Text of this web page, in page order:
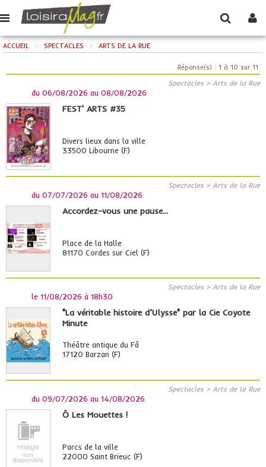
ACCUEIL > SPECTACLES > ARTS DE LA RUE
Réponse(s) : 1 à 10 sur 11
Spectacles > Arts de la Rue
du 06/08/2026 au 08/08/2026
FEST' ARTS #35
Divers lieux dans la ville
33500 Libourne (F)
Spectacles > Arts de la Rue
du 07/07/2026 au 11/08/2026
Accordez-vous une pause...
Place de la Halle
81170 Cordes sur Ciel (F)
Spectacles > Arts de la Rue
le 11/08/2026 à 18h30
"La véritable histoire d’Ulysse" par la Cie Coyote
Minute
Théâtre antique du Fâ
17120 Barzan (F)
Spectacles > Arts de la Rue
du 09/07/2026 au 14/08/2026
Ô Les Mouettes !
Parcs de la ville
22000 Saint Brieuc (F)